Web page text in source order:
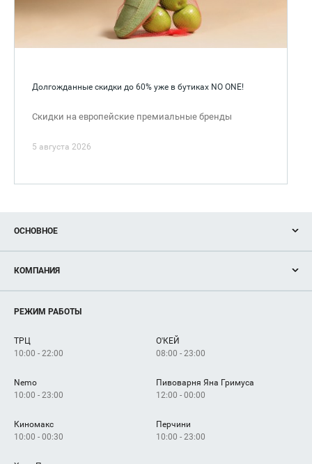
Долгожданные скидки до 60% уже в бутиках NO ONE!
Скидки на европейские премиальные бренды
5 августа 2026
ОСНОВНОЕ
Новости
Магазины
Услуги
КОМПАНИЯ
Рекламодателям
Как добраться
РЕЖИМ РАБОТЫ
ТРЦ
10:00 - 22:00
О'КЕЙ
08:00 - 23:00
Nemo
10:00 - 23:00
Пивоварня Яна Гримуса
12:00 - 00:00
Киномакс
10:00 - 00:30
Перчини
10:00 - 23:00